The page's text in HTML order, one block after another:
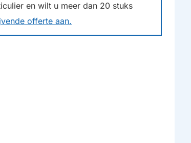
en wilt u meer dan 20 stuks
offerte aan.